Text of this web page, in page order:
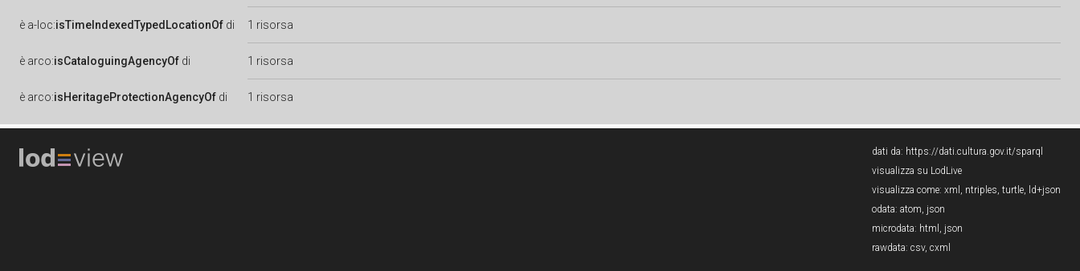
è a-loc:isTimeIndexedTypedLocationOf di 1 risorsa
è arco:isCataloguingAgencyOf di 1 risorsa
è arco:isHeritageProtectionAgencyOf di 1 risorsa
dati da: https://dati.cultura.gov.it/sparql
visualizza su LodLive
visualizza come: xml , ntriples, turtle, ld+json
odata: atom, json
microdata: html , json
rawdata: csv, cxml